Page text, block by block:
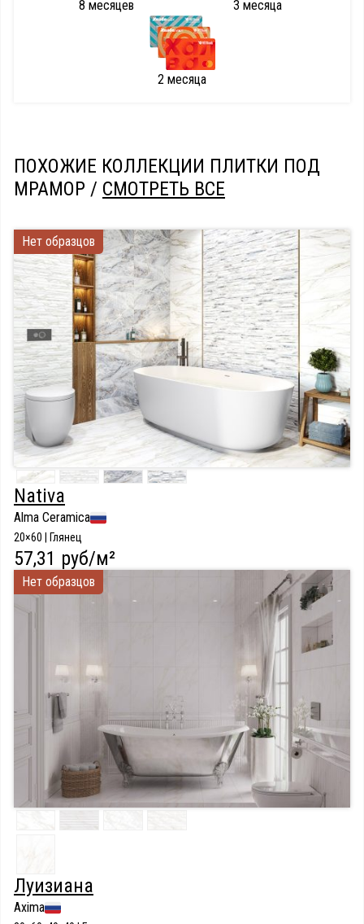
8 месяцев 3 месяца
2 месяца
ПОХОЖИЕ КОЛЛЕКЦИИ ПЛИТКИ ПОД
МРАМОР / СМОТРЕТЬ ВСЕ
Нет образцов
Nativa
Alma Ceramica
20×60 | Глянец
57,31 руб/м²
Нет образцов
Луизиана
Axima